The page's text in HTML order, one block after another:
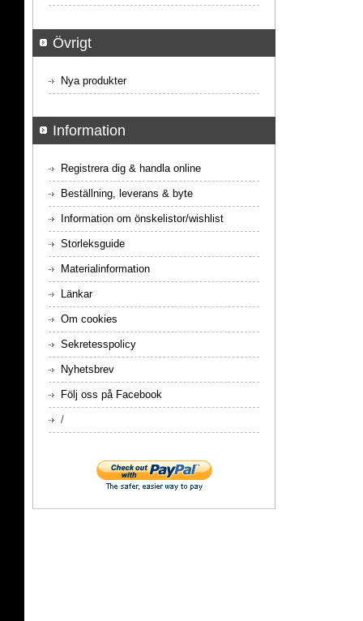
Övrigt
Nya produkter
Information
Registrera dig & handla online
Beställning, leverans & byte
Information om önskelistor/wishlist
Storleksguide
Materialinformation
Länkar
Om cookies
Sekretesspolicy
Nyhetsbrev
Följ oss på Facebook
/